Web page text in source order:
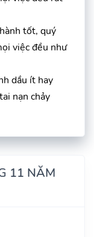
tốt, quý
việc đều như
dầu ít hay
nạn chảy
11 NĂM